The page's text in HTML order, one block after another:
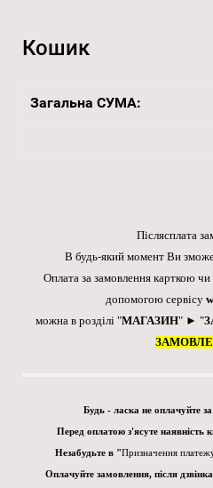
Кошик
Загальна СУМА:
Післясплата
В будь-який момент Ви
Оплата за замовлення карткою
допомогою сервісу
можна в розділі "МАГАЗИН" ► "
Будь - ласка не оплачуйте
Перед оплатою з'ясуте наявність
Незабудьте в "Призначення
Оплачуйте замовлення, після